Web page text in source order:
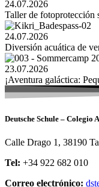
24.07.2026
Taller de fotoprotección
24.07.2026
Diversión acuática de
23.07.2026
¡Aventura galáctica:
Deutsche Schule – Colegio
Calle Drago 1, 38190
Tel: +34 922 682 010
Correo electrónico: